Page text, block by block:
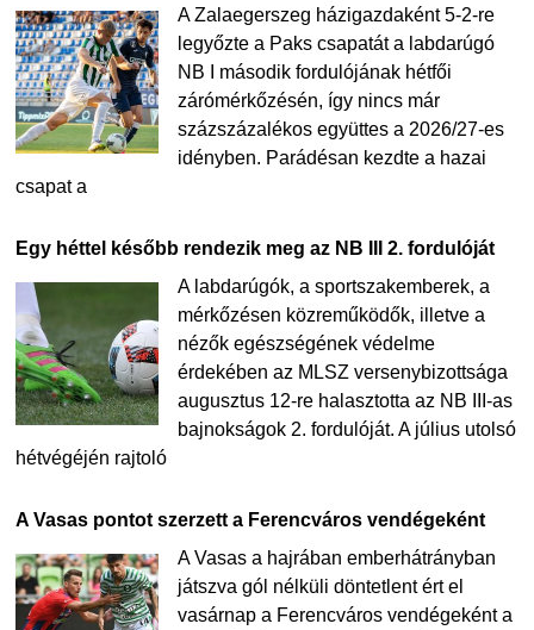
A Zalaegerszeg házigazdaként 5-2-re
legyőzte a Paks csapatát a labdarúgó
NB I második fordulójának hétfői
zárómérkőzésén, így nincs már
százszázalékos együttes a 2026/27-es
idényben. Parádésan kezdte a hazai
csapat a
Egy héttel később rendezik meg az NB III 2. fordulóját
A labdarúgók, a sportszakemberek, a
mérkőzésen közreműködők, illetve a
nézők egészségének védelme
érdekében az MLSZ versenybizottsága
augusztus 12-re halasztotta az NB III-as
bajnokságok 2. fordulóját. A július utolsó
hétvégéjén rajtoló
A Vasas pontot szerzett a Ferencváros vendégeként
A Vasas a hajrában emberhátrányban
játszva gól nélküli döntetlent ért el
vasárnap a Ferencváros vendégeként a